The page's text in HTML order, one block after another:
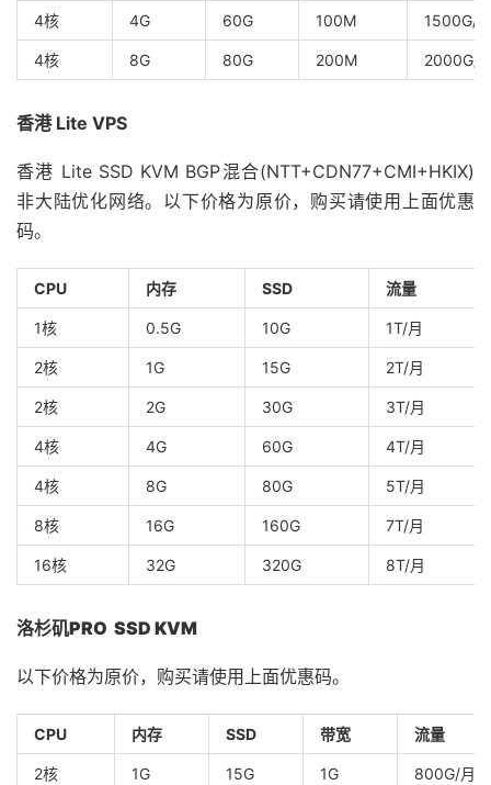
4核 4G 60G 100M 1500G/
4核 8G 80G 200M 2000G/
香港 Lite VPS
香港 Lite SSD KVM BGP混合(NTT+CDN77+CMI+HKIX)
非大陆优化网络。以下价格为原价，购买请使用上面优惠
码。
CPU 内存 SSD 流量
1核 0.5G 10G 1T/月
2核 1G 15G 2T/月
2核 2G 30G 3T/月
4核 4G 60G 4T/月
4核 8G 80G 5T/月
8核 16G 160G 7T/月
16核 32G 320G 8T/月
洛杉矶PRO SSD KVM
以下价格为原价，购买请使用上面优惠码。
CPU 内存 SSD 带宽 流量
2核 1G 15G 1G 800G/月